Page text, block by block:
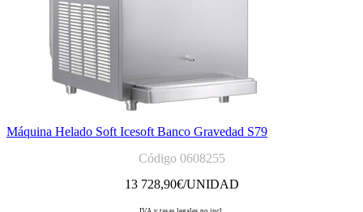
Máquina Helado Soft Icesoft Banco Gravedad S79
Código 0608255
13 728,90€/UNIDAD